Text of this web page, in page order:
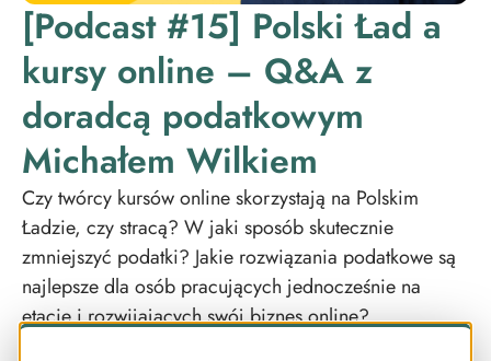
[Podcast #15] Polski Ład a
kursy online – Q&A z
doradcą podatkowym
Michałem Wilkiem
Czy twórcy kursów online skorzystają na Polskim
Ładzie, czy stracą? W jaki sposób skutecznie
zmniejszyć podatki? Jakie rozwiązania podatkowe są
najlepsze dla osób pracujących jednocześnie na
etacie i rozwijających swój biznes online?